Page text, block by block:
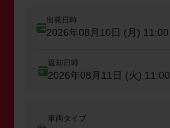
出発日時
2026年08月10日 (月) 11:00
返却日時
2026年08月11日 (火) 11:00
車両タイプ